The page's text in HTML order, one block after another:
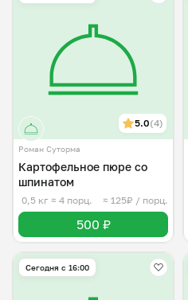
5.0(4)
Роман Суторма
Картофельное пюре со
шпинатом
0,5 кг ≈ 4 порц. ≈ 125₽ / порц.
500 ₽
Сегодня с 16:00